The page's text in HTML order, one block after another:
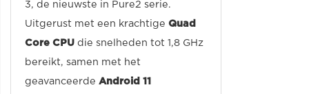
3, de nieuwste in Pure2 serie.
Uitgerust met een krachtige Quad
Core CPU die snelheden tot 1,8 GHz
bereikt, samen met het
geavanceerde Android 11